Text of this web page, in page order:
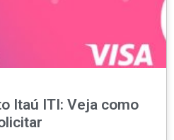
Itaú ITI: Veja como